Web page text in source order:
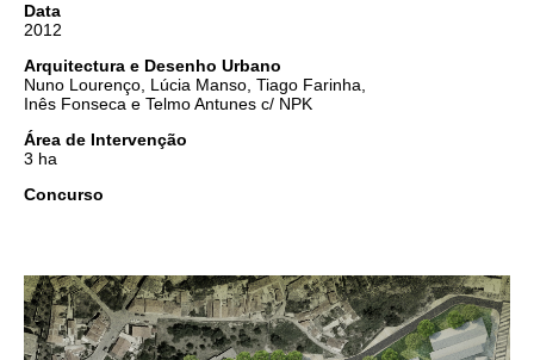
Data
2012
Arquitectura e Desenho Urbano
Nuno Lourenço, Lúcia Manso, Tiago Farinha,
Inês Fonseca e Telmo Antunes c/ NPK
Área de Intervenção
3 ha
Concurso